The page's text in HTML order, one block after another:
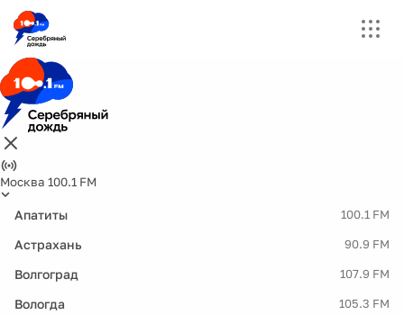
Москва 100.1 FM
Апатиты 100.1 FM
Астрахань 90.9 FM
Волгоград 107.9 FM
Вологда 105.3 FM